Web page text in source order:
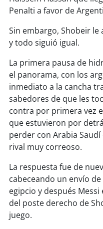
soy valdivia
osorno
soypuertomontt
soychiloé
Penalti a favor de
Sin embargo, Shobeir le
y todo siguió igual.
La primera pausa de
el panorama, con los
inmediato a la cancha
sabedores de que les
contra por primera vez
que estuvieron por
perder con Arabia
rival muy correoso.
La respuesta fue de
cabeceando un envío
egipcio y después
del poste derecho de
juego.